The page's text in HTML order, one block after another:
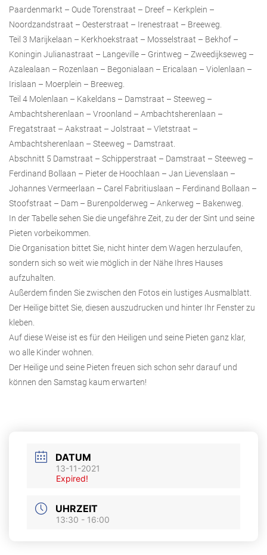
Paardenmarkt – Oude Torenstraat – Dreef – Kerkplein –
Noordzandstraat – Oesterstraat – Irenestraat – Breeweg.
Teil 3 Marijkelaan – Kerkhoekstraat – Mosselstraat – Bekhof –
Koningin Julianastraat – Langeville – Grintweg – Zweedijkseweg –
Azalealaan – Rozenlaan – Begonialaan – Ericalaan – Violenlaan –
Irislaan – Moerplein – Breeweg.
Teil 4 Molenlaan – Kakeldans – Damstraat – Steeweg –
Ambachtsherenlaan – Vroonland – Ambachtsherenlaan –
Fregatstraat – Aakstraat – Jolstraat – Vletstraat –
Ambachtsherenlaan – Steeweg – Damstraat.
Abschnitt 5 Damstraat – Schipperstraat – Damstraat – Steeweg –
Ferdinand Bollaan – Pieter de Hoochlaan – Jan Lievenslaan –
Johannes Vermeerlaan – Carel Fabritiuslaan – Ferdinand Bollaan –
Stoofstraat – Dam – Burenpolderweg – Ankerweg – Bakenweg.
In der Tabelle sehen Sie die ungefähre Zeit, zu der der Sint und seine
Pieten vorbeikommen.
Die Organisation bittet Sie, nicht hinter dem Wagen herzulaufen,
sondern sich so weit wie möglich in der Nähe Ihres Hauses
aufzuhalten.
Außerdem finden Sie zwischen den Fotos ein lustiges Ausmalblatt.
Der Heilige bittet Sie, diesen auszudrucken und hinter Ihr Fenster zu
kleben.
Auf diese Weise ist es für den Heiligen und seine Pieten ganz klar,
wo alle Kinder wohnen.
Der Heilige und seine Pieten freuen sich schon sehr darauf und
können den Samstag kaum erwarten!
DATUM
13-11-2021
Expired!
UHRZEIT
13:30 - 16:00